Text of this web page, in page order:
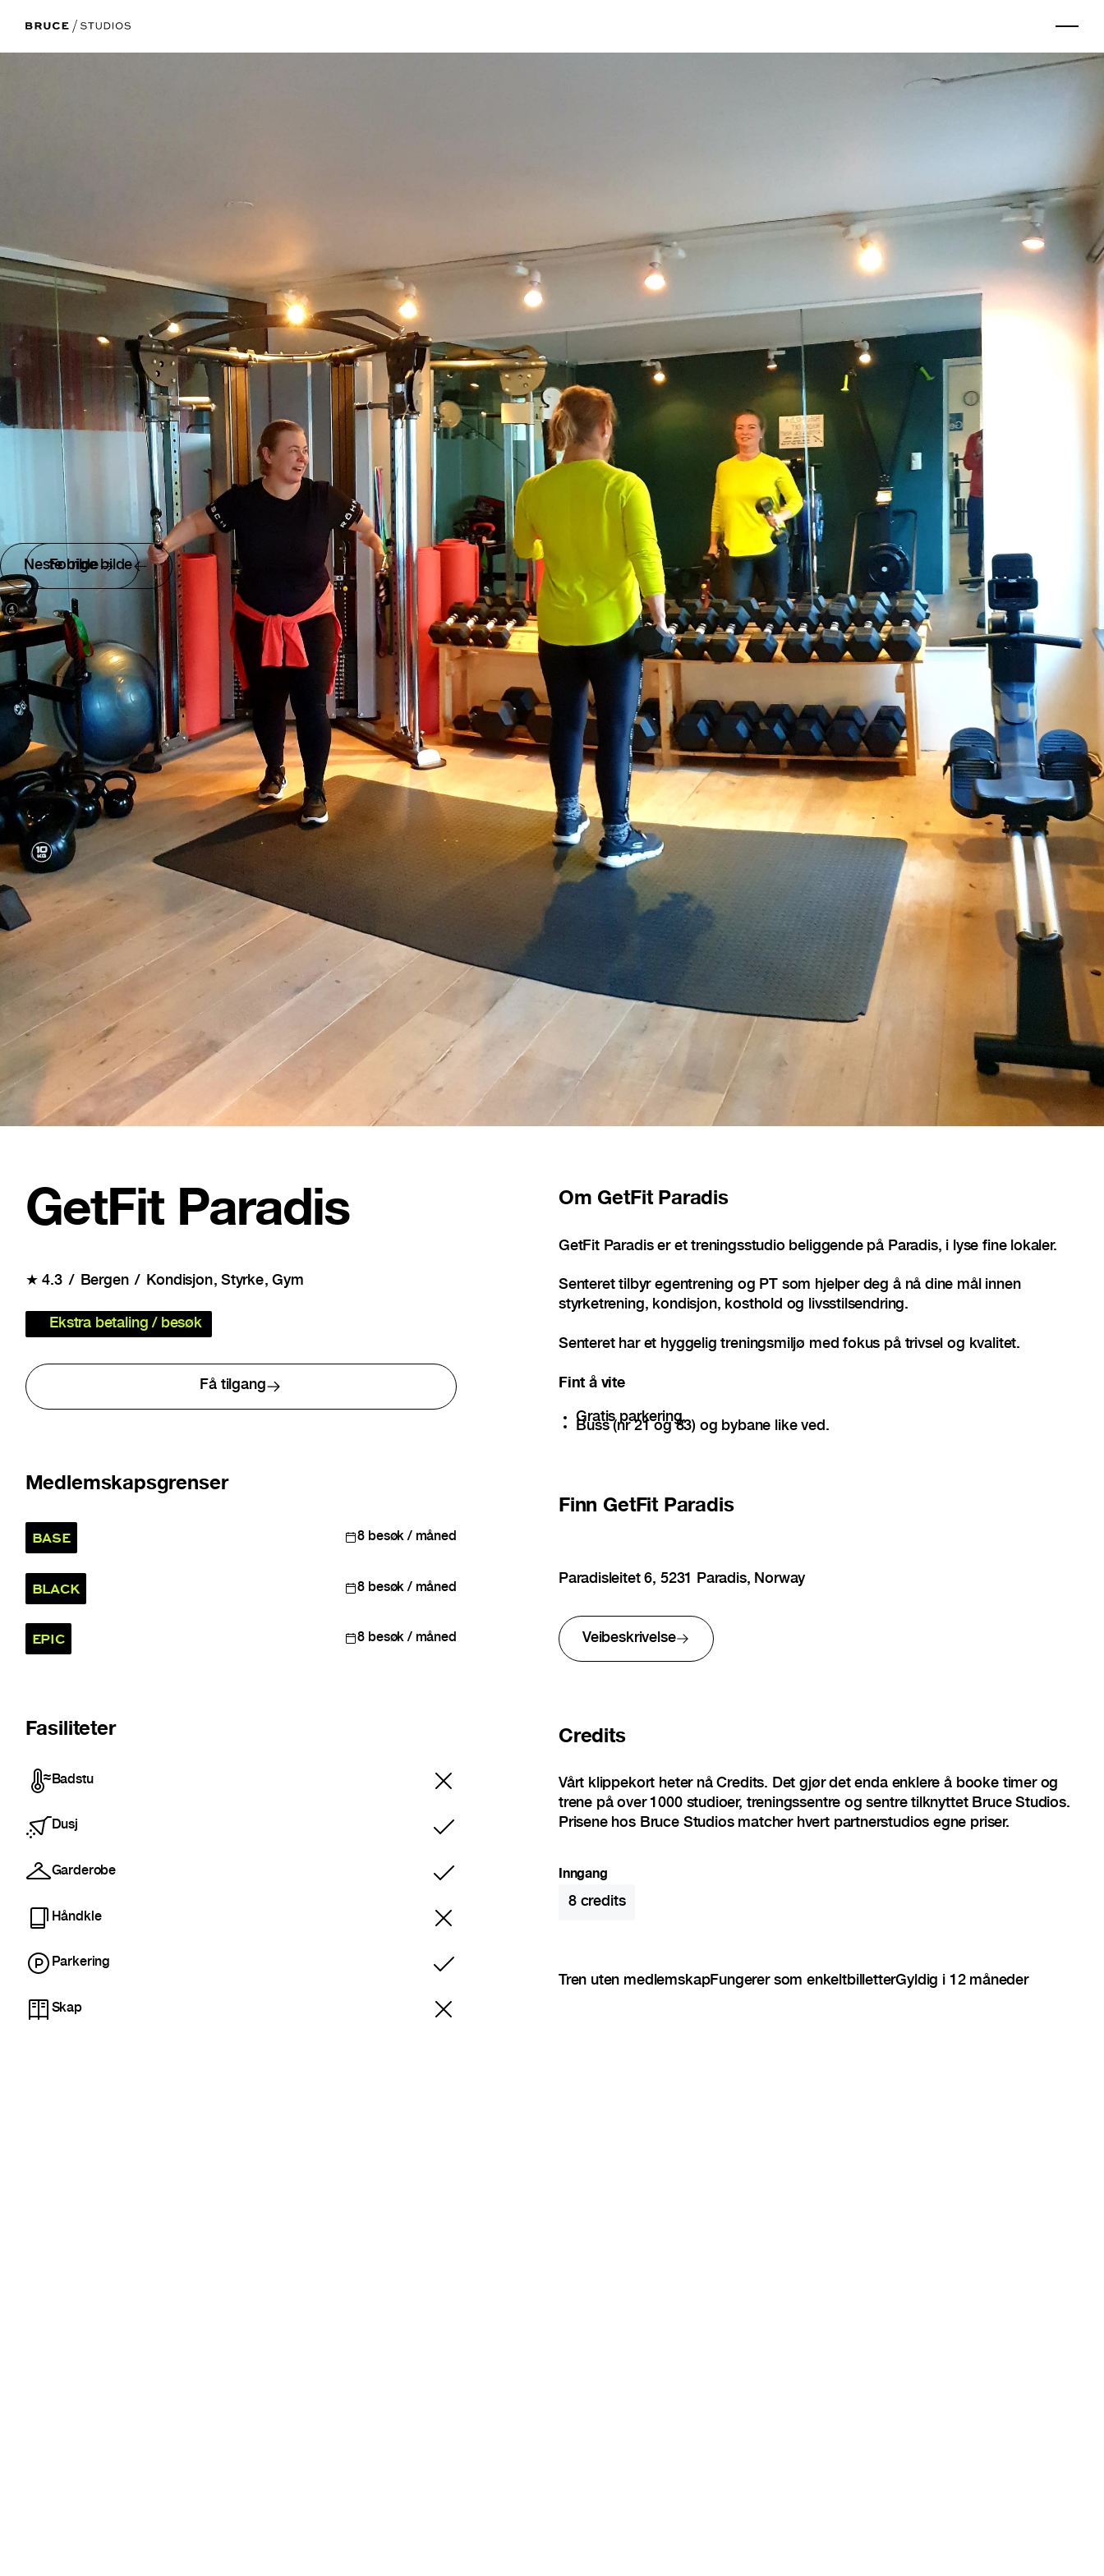
Forrige bilde
Neste bilde
GetFit Paradis
★4.3 Bergen Kondisjon Styrke Gym
Ekstra betaling / besøk
Få tilgang
Medlemskapsgrenser
BASE 8 besøk / måned
BLACK 8 besøk / måned
EPIC 8 besøk / måned
Fasiliteter
Badstu
Dusj
Inkludert
Garderobe
Inkludert
Håndkle
Parkering
Inkludert
Skap
Om GetFit Paradis
GetFit Paradis er et treningsstudio beliggende på Paradis, i lyse fine lokaler.
Senteret tilbyr egentrening og PT som hjelper deg å nå dine mål innen
styrketrening, kondisjon, kosthold og livsstilsendring.
Senteret har et hyggelig treningsmiljø med fokus på trivsel og kvalitet.
Fint å vite
Gratis parkering.
Buss (nr 21 og 83) og bybane like ved.
Finn GetFit Paradis
Paradisleitet 6, 5231 Paradis, Norway
Veibeskrivelse
Credits
Vårt klippekort heter nå Credits. Det gjør det enda enklere å booke timer og
trene på over 1000 studioer, treningssentre og sentre tilknyttet Bruce Studios.
Prisene hos Bruce Studios matcher hvert partnerstudios egne priser.
Inngang
8credits
Tren uten medlemskapFungerer som enkeltbilletterGyldig i 12 måneder